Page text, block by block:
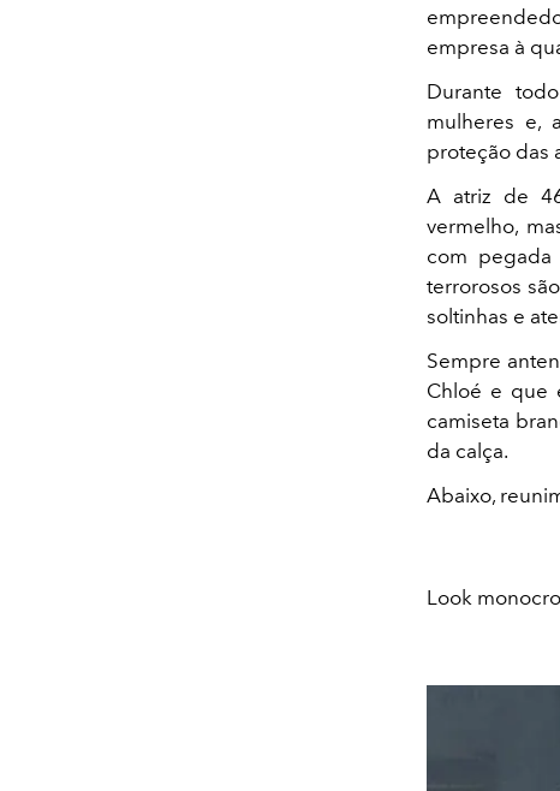
empresa à
Durante
mulheres e,
proteção das
A atriz de
vermelho,
com pegada
terrorosos
soltinhas e
Sempre
Chloé e que
camiseta
da calça.
Abaixo,
Look